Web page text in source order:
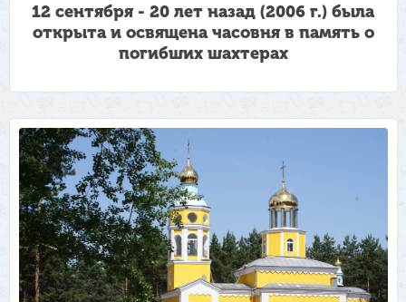
12 сентября - 20 лет назад (2006 г.) была
открыта и освящена часовня в память о
погибших шахтерах